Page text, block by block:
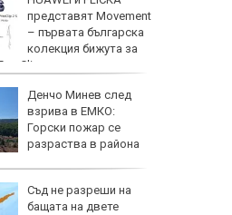
представят Movement
– първата българска
колекция бижута за
Денчо Минев след
взрива в ЕМКО:
Горски пожар се
разраства в района
Съд не разреши на
бащата на двете